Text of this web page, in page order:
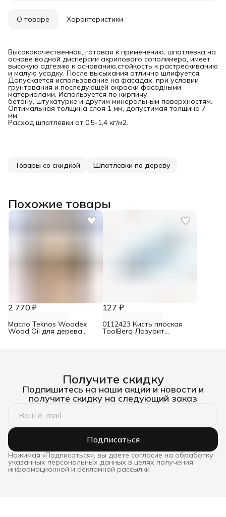
О товаре Характеристики
Высококачественная, готовая к применению, шпатлевка на
основе водной дисперсии акрилового сополимера, имеет
высокую адгезию к основанию,стойкость к растрескиванию
и малую усадку. После высыхания отлично шлифуется.
Допускается использование на фасадах, при условии
грунтования и последующей окраски фасадными
материалами. Используется по кирпичу,
бетону, штукатурке и другим минеральным поверхностям.
Оптимальная толщина слоя 1 мм, допустимая толщина 7
мм.
Расход шпатлевки от 0,5-1,4 кг/м2.
Товары со скидкой Шпатлёвки по дереву
Похожие товары
2 770 ₽
Масло Teknos Woodex
Wood Oil для дерева
127 ₽
0112423 Кисть плоская
ToolBerg Лазурит
Получите скидку
Подпишитесь на наши акции и новости и
получите скидку на следующий заказ
Подписаться
Нажимая «Подписаться», вы даете согласие на обработку
указанных персональных данных в целях получения
информационной и рекламной рассылки